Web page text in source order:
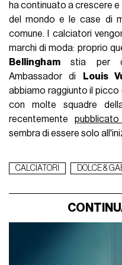
ha continuato a crescere
del mondo e le case di
comune. I calciatori
marchi di moda: proprio
Bellingham stia per
Ambassador di
Louis
abbiamo raggiunto il picco
con molte squadre
recentemente
sembra di essere solo
CALCIATORI DOLCE &